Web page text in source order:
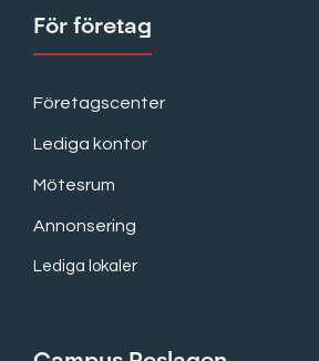
För företag
Företagscenter
Lediga kontor
Mötesrum
Annonsering
Lediga lokaler